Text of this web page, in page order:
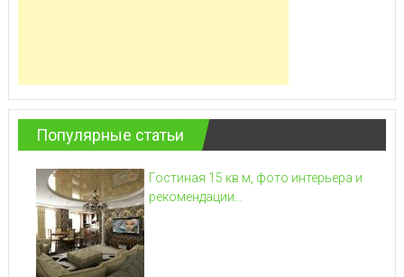
Популярные статьи
Гостиная 15 кв м, фото интерьера и
рекомендации...